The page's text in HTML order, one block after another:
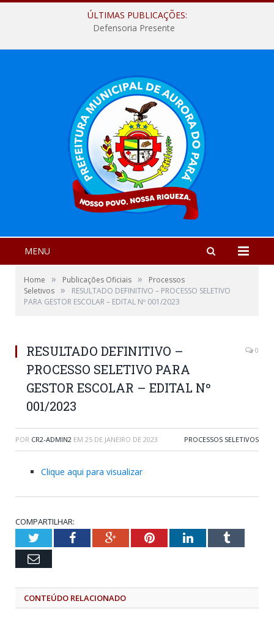
ÚLTIMAS PUBLICAÇÕES:
Defensoria Presente
MENU
Home » Publicações Oficiais »
Processos
Seletivos »
RESULTADO DEFINITIVO – PROCESSO SELETIVO
PARA GESTOR ESCOLAR – EDITAL Nº 001/2023
RESULTADO DEFINITIVO –
PROCESSO SELETIVO PARA
GESTOR ESCOLAR – EDITAL Nº
001/2023
0
POR CR2-ADMIN2 EM 25 DE JANEIRO DE 2023 PROCESSOS SELETIVOS
Clique aqui para visualizar
COMPARTILHAR:
TwitterFacebookGoogle+PinterestLinkedInTumblr
Email
CONTEÚDO RELACIONADO